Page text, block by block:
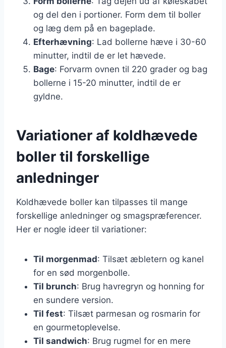
og del den i portioner. Form dem til boller
og læg dem på en bageplade.
Efterhævning: Lad bollerne hæve i 30-60
minutter, indtil de er let hævede.
Bage: Forvarm ovnen til 220 grader og bag
bollerne i 15-20 minutter, indtil de er
gyldne.
Variationer af koldhævede
boller til forskellige
anledninger
Koldhævede boller kan tilpasses til mange
forskellige anledninger og smagspræferencer.
Her er nogle ideer til variationer:
Til morgenmad: Tilsæt æbletern og kanel
for en sød morgenbolle.
Til brunch: Brug havregryn og honning for
en sundere version.
Til fest: Tilsæt parmesan og rosmarin for
en gourmetoplevelse.
Til sandwich: Brug rugmel for en mere